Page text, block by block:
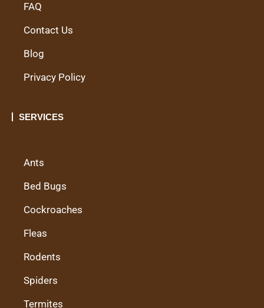
FAQ
Contact Us
Blog
Privacy Policy
SERVICES
Ants
Bed Bugs
Cockroaches
Fleas
Rodents
Spiders
Termites